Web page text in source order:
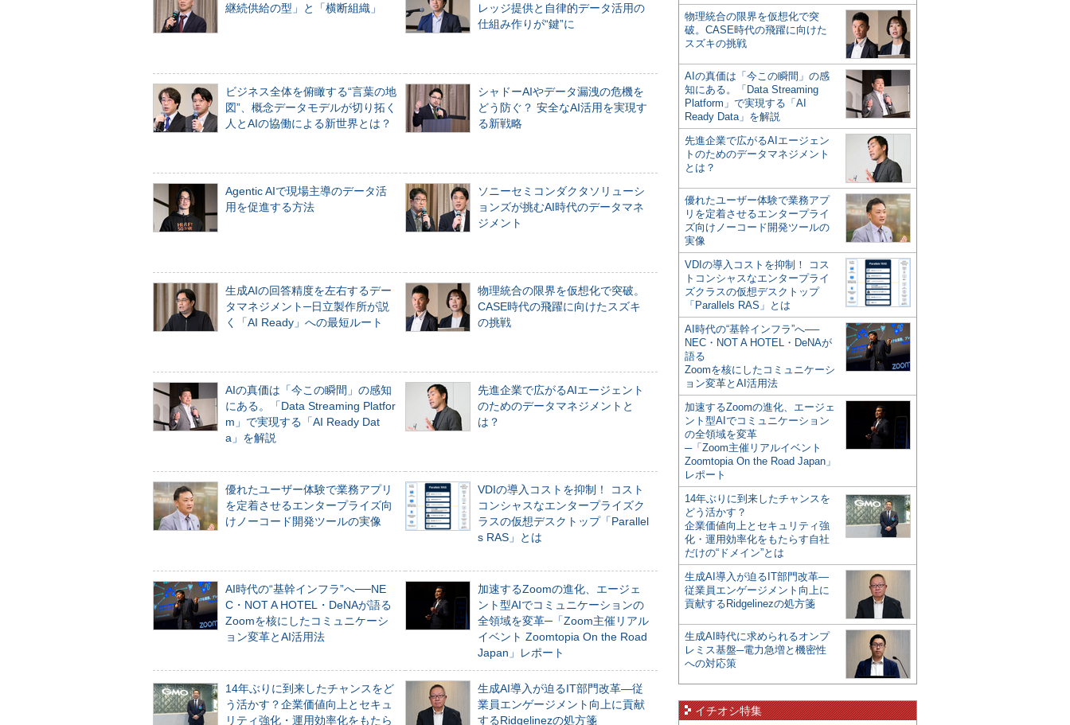
継続供給の型」と「横断組織」
レッジ提供と自律的データ活用の
仕組み作りが“鍵”に
ビジネス全体を俯瞰する“言葉の地
図”、概念データモデルが切り拓く
人とAIの協働による新世界とは？
シャドーAIやデータ漏洩の危機を
どう防ぐ？ 安全なAI活用を実現す
る新戦略
Agentic AIで現場主導のデータ活
用を促進する方法
ソニーセミコンダクタソリューシ
ョンズが挑むAI時代のデータマネ
ジメント
生成AIの回答精度を左右するデー
タマネジメント─日立製作所が説
く「AI Ready」への最短ルート
物理統合の限界を仮想化で突破。
CASE時代の飛躍に向けたスズキ
の挑戦
AIの真価は「今この瞬間」の感知
にある。「Data Streaming Platfor
m」で実現する「AI Ready Dat
a」を解説
先進企業で広がるAIエージェント
のためのデータマネジメントと
は？
優れたユーザー体験で業務アプリ
を定着させるエンタープライズ向
けノーコード開発ツールの実像
VDIの導入コストを抑制！ コスト
コンシャスなエンタープライズク
ラスの仮想デスクトップ「Parallel
s RAS」とは
AI時代の“基幹インフラ”へ──NE
C・NOT A HOTEL・DeNAが語る
Zoomを核にしたコミュニケーシ
ョン変革とAI活用法
加速するZoomの進化、エージェ
ント型AIでコミュニケーションの
全領域を変革─「Zoom主催リアル
イベント Zoomtopia On the Road
Japan」レポート
14年ぶりに到来したチャンスをど
う活かす？企業価値向上とセキュ
リティ強化・運用効率化をもたら
生成AI導入が迫るIT部門改革―従
業員エンゲージメント向上に貢献
するRidgelinezの処方箋
物理統合の限界を仮想化で突
破。CASE時代の飛躍に向けた
スズキの挑戦
AIの真価は「今この瞬間」の感
知にある。「Data Streaming
Platform」で実現する「AI
Ready Data」を解説
先進企業で広がるAIエージェン
トのためのデータマネジメント
とは？
優れたユーザー体験で業務アプ
リを定着させるエンタープライ
ズ向けノーコード開発ツールの
実像
VDIの導入コストを抑制！ コス
トコンシャスなエンタープライ
ズクラスの仮想デスクトップ
「Parallels RAS」とは
AI時代の“基幹インフラ”へ──
NEC・NOT A HOTEL・DeNAが
語る
Zoomを核にしたコミュニケーシ
ョン変革とAI活用法
加速するZoomの進化、エージェ
ント型AIでコミュニケーション
の全領域を変革
─「Zoom主催リアルイベント
Zoomtopia On the Road Japan」
レポート
14年ぶりに到来したチャンスを
どう活かす？
企業価値向上とセキュリティ強
化・運用効率化をもたらす自社
だけの“ドメイン”とは
生成AI導入が迫るIT部門改革―
従業員エンゲージメント向上に
貢献するRidgelinezの処方箋
生成AI時代に求められるオンプ
レミス基盤─電力急増と機密性
への対応策
イチオシ特集